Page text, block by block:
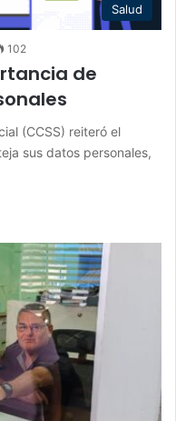
Salud
102
de
(CCSS) reiteró el
sus datos personales,